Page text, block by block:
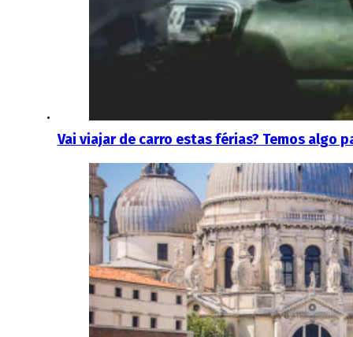
Vai viajar de carro estas férias? Temos algo